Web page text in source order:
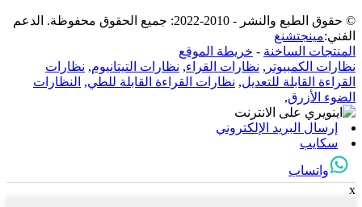
© حقوق الطبع والنشر - 2010-2022: جميع الحقوق محفوظة. الدعم
الفني:مينجتشنغ
المنتجات الساخنة - خريطة الموقع
نظارات الكمبيوتر , نظارات القراء, نظارات التيتانيوم, نظارات
القراءة القابلة للتعديل, نظارات القراءة القابلة للطي, النظارات
الضوء الأزرق,
إرسال البريد الإلكتروني
سكايب
واتساب
x